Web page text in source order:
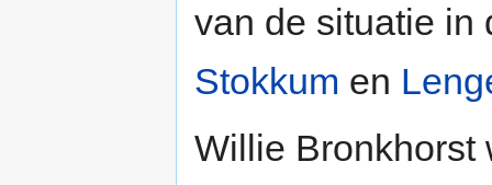
van de situatie
Stokkum en
Willie Bronkhorst